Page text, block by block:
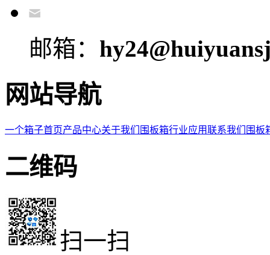
邮箱：
网站导航
一个箱子首页产品中心关于我们 围板箱行业应用联系我们 围板
二维码
扫一扫